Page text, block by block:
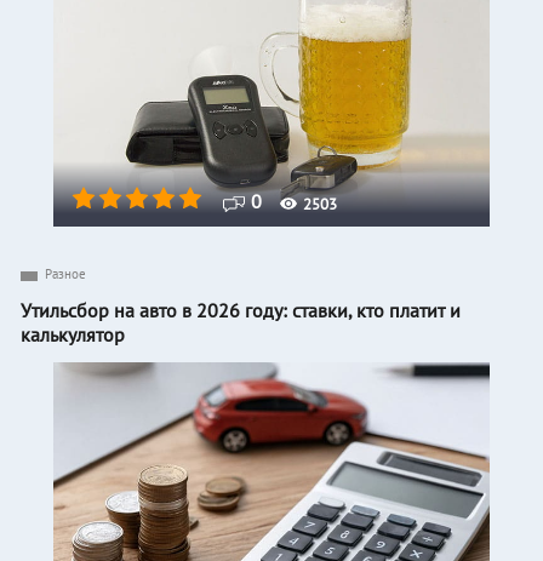
0 2503
Разное
Утильсбор на авто в 2026 году: ставки, кто платит и
калькулятор